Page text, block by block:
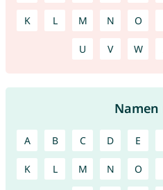
K L M N O
U V W
Namen
A B C D E
K L M N O